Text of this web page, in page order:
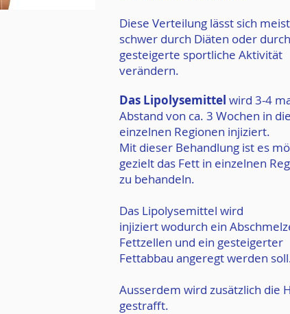
Diese Verteilung lässt sich
schwer durch Diäten oder durch
gesteigerte sportliche Aktivität
verändern.
Das Lipolysemittel wird 3-4
Abstand von ca. 3 Wochen in die
einzelnen Regionen injiziert.
Mit dieser Behandlung ist es
gezielt das Fett in einzelnen
zu behandeln.
Das Lipolysemittel wird
injiziertwodurch ein
Fettzellen und ein gesteigerter
Fettabbau angeregt werden
Ausserdem wird zusätzlich die
gestrafft.